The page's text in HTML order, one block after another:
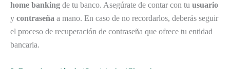
home banking de tu banco. Asegúrate de contar con tu usuario
y contraseña a mano. En caso de no recordarlos, deberás seguir
el proceso de recuperación de contraseña que ofrece tu entidad
bancaria.